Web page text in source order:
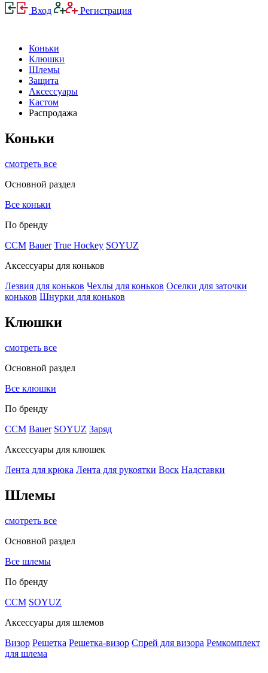
Вход Регистрация
Коньки
Клюшки
Шлемы
Защита
Аксессуары
Кастом
Распродажа
Коньки
смотреть все
Основной раздел
Все коньки
По бренду
ССМ Bauer True Hockey SOYUZ
Аксессуары для коньков
Лезвия для коньков Чехлы для коньков Оселки для заточки
коньков Шнурки для коньков
Клюшки
смотреть все
Основной раздел
Все клюшки
По бренду
CCM Bauer SOYUZ Заряд
Аксессуары для клюшек
Лента для крюка Лента для рукоятки Воск Надставки
Шлемы
смотреть все
Основной раздел
Все шлемы
По бренду
CCM SOYUZ
Аксессуары для шлемов
Визор Решетка Решетка-визор Спрей для визора Ремкомплект
для шлема